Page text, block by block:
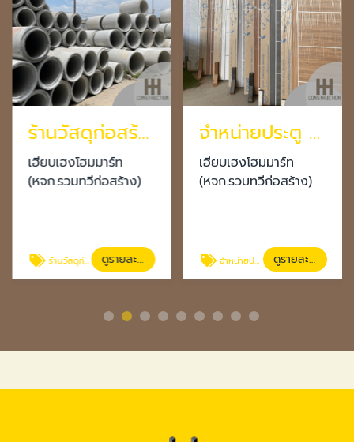
ร้านวัสดุก่อสร้างโคราช
เฮียบเฮงโฮมมาร์ท
(หจก.รวมทวีก่อสร้าง)
ร้านวัสดุก่อสร้างโคราช ดูรายละเอียด
จำหน่ายประตู หน้าต่าง โคราช
เฮียบเฮงโฮมมาร์ท
(หจก.รวมทวีก่อสร้าง)
จำหน่ายประตู หน้าต่าง โคราช ดูรายละเอียด